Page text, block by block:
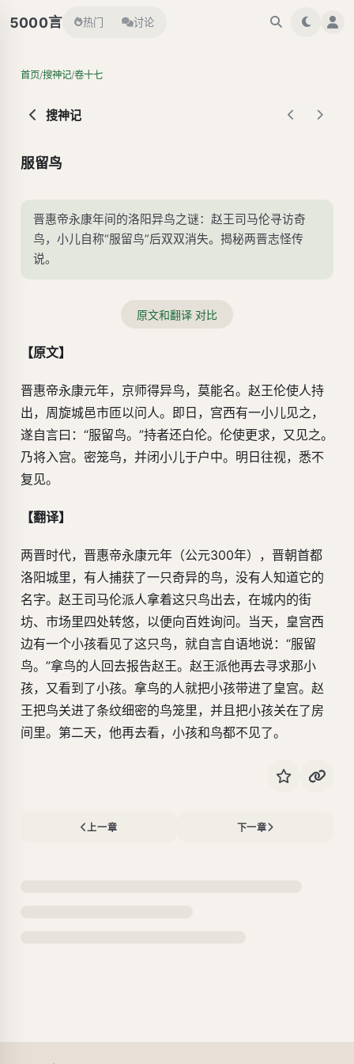
5000言 热门 讨论
首页/搜神记/卷十七
搜神记
服留鸟
晋惠帝永康年间的洛阳异鸟之谜：赵王司马伦寻访奇
鸟，小儿自称“服留鸟”后双双消失。揭秘两晋志怪传
说。
原文和翻译 对比
【原文】
晋惠帝永康元年，京师得异鸟，莫能名。赵王伦使人持
出，周旋城邑市匝以问人。即日，宫西有一小儿见之，
遂自言曰：“服留鸟。”持者还白伦。伦使更求，又见之。
乃将入宫。密笼鸟，并闭小儿于户中。明日往视，悉不
复见。
【翻译】
两晋时代，晋惠帝永康元年（公元300年），晋朝首都
洛阳城里，有人捕获了一只奇异的鸟，没有人知道它的
名字。赵王司马伦派人拿着这只鸟出去，在城内的街
坊、市场里四处转悠，以便向百姓询问。当天，皇宫西
边有一个小孩看见了这只鸟，就自言自语地说：“服留
鸟。”拿鸟的人回去报告赵王。赵王派他再去寻求那小
孩，又看到了小孩。拿鸟的人就把小孩带进了皇宫。赵
王把鸟关进了条纹细密的鸟笼里，并且把小孩关在了房
间里。第二天，他再去看，小孩和鸟都不见了。
上一章 下一章